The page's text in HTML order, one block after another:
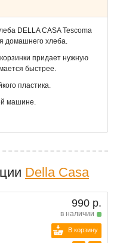
DELLA CASA Tescoma
домашнего хлеба.
придает нужную
быстрее.
пластика.
машине.
Della Casa
990 р.
в наличии
В корзину